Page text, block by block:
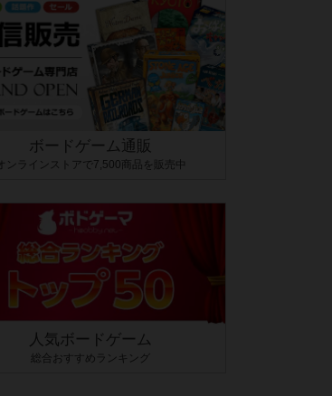
ボードゲーム通販
オンラインストアで7,500商品を販売中
人気ボードゲーム
総合おすすめランキング